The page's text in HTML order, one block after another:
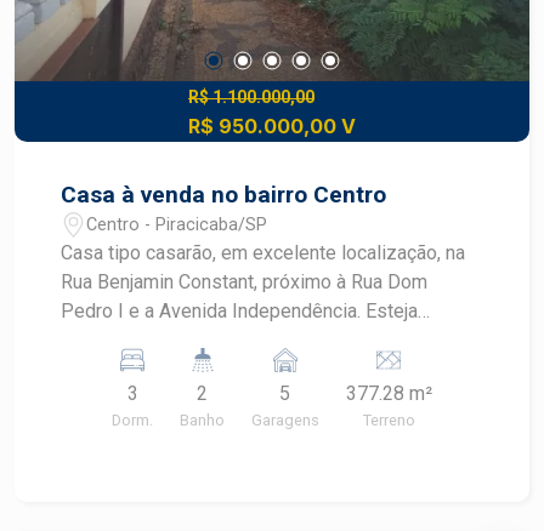
R$ 1.100.000,00
R$ 950.000,00 V
Casa à venda no bairro Centro
Centro - Piracicaba/SP
Casa tipo casarão, em excelente localização, na
Rua Benjamin Constant, próximo à Rua Dom
Pedro I e a Avenida Independência. Esteja
McDonald`s, Jaú Serve Supermercados, Ótica
Atual, Brasil Cacau, entre outros. - 315m² de área
3
Dorm.
2
Banho
5
Garagens
377.28 m²
Terreno